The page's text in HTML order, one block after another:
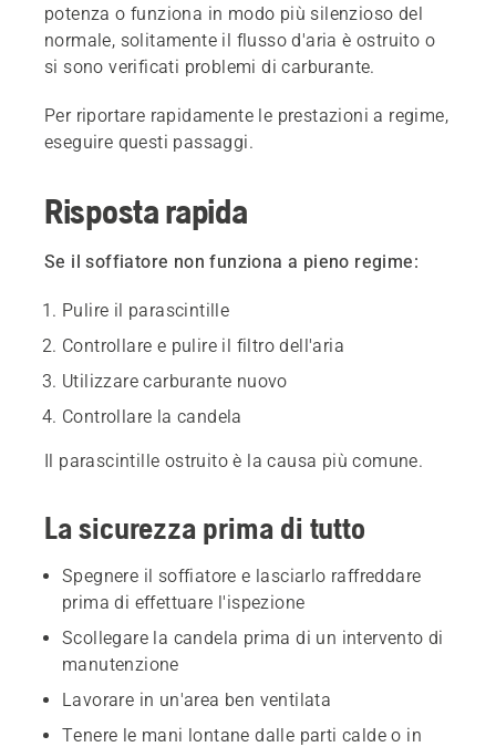
potenza o funziona in modo più silenzioso del
normale, solitamente il flusso d'aria è ostruito o
si sono verificati problemi di carburante.
Per riportare rapidamente le prestazioni a regime,
eseguire questi passaggi.
Risposta rapida
Se il soffiatore non funziona a pieno regime:
Pulire il parascintille
Controllare e pulire il filtro dell'aria
Utilizzare carburante nuovo
Controllare la candela
Il parascintille ostruito è la causa più comune.
La sicurezza prima di tutto
Spegnere il soffiatore e lasciarlo raffreddare
prima di effettuare l'ispezione
Scollegare la candela prima di un intervento di
manutenzione
Lavorare in un'area ben ventilata
Tenere le mani lontane dalle parti calde o in